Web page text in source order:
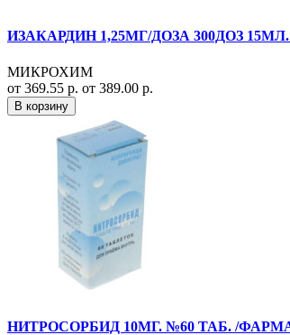
ИЗАКАРДИН 1,25МГ/ДОЗА 300ДОЗ
МИКРОХИМ
от 369.55 р. от 389.00 р.
В корзину
НИТРОСОРБИД 10МГ. №60 ТАБ. /